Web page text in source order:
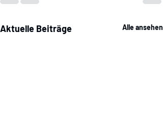
Aktuelle Beiträge Alle ansehen